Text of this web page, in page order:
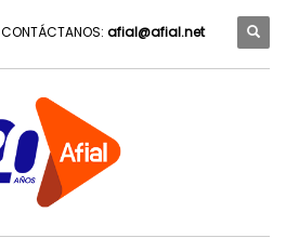
CONTÁCTANOS: afial@afial.net